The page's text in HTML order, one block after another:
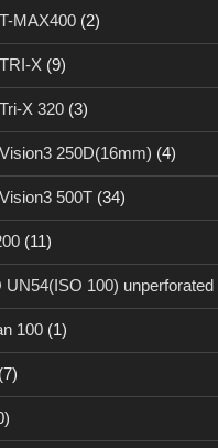
MAX400 (2)
X (9)
X 320 (3)
250D(16mm) (4)
500T (34)
(11)
100) unperforated
100 (1)
(7)